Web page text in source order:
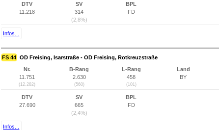
DTV
11.218
SV
314
(2,8%)
BPL
FD
Infos...
FS 44 OD Freising, Isarstraße - OD Freising, Rotkreuzstraße
Nr.
11.751
(12.282)
B-Rang
2.630
(560)
L-Rang
458
(101)
Land
BY
DTV
27.690
SV
665
(2,4%)
BPL
FD
Infos...